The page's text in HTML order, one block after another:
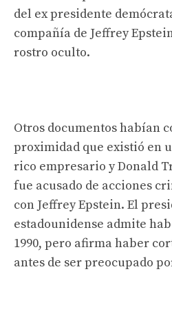
del ex presidente
compañía de Jeffrey
rostro oculto.
Otros documentos habían
proximidad que existió en
rico empresario y Donald
fue acusado de acciones
con Jeffrey Epstein. El
estadounidense admite
1990, pero afirma haber
antes de ser preocupado